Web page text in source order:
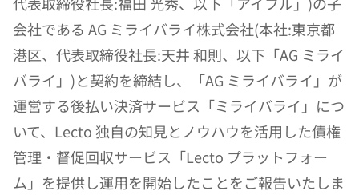
会社である AG ミライバライ株式会社(本社:東京都
港区、代表取締役社長:天井 和則、以下「AG ミライ
バライ」)と契約を締結し、「AG ミライバライ」が
運営する後払い決済サービス「ミライバライ」につ
いて、Lecto 独自の知見とノウハウを活用した債権
管理・督促回収サービス「Lecto プラットフォー
ム」を提供し運用を開始したことをご報告いたしま